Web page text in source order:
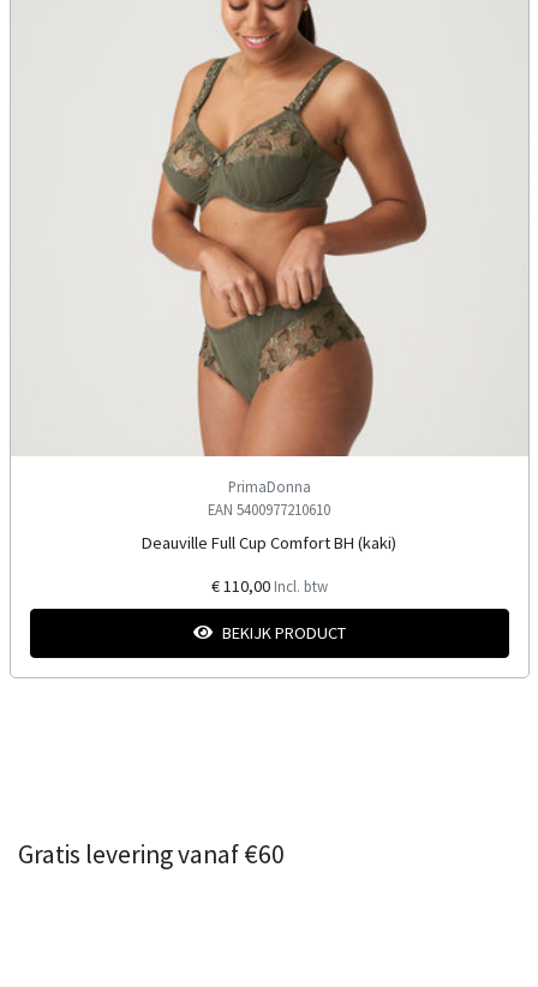
PrimaDonna
EAN 5400977210610
Deauville Full Cup Comfort BH (kaki)
€ 110,00 Incl. btw
BEKIJK PRODUCT
Gratis levering vanaf €60